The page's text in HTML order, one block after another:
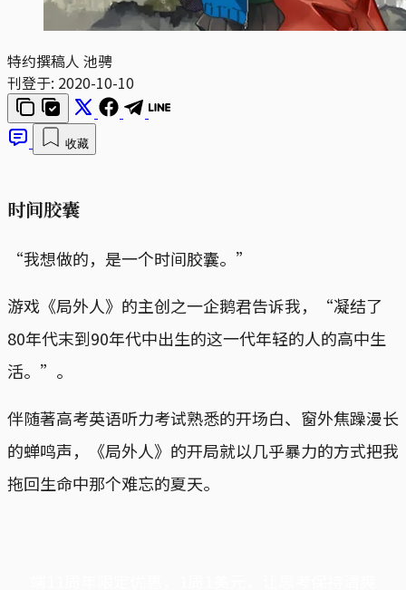
特约撰稿人 池骋
刊登于: 2020-10-10
收藏
时间胶囊
“我想做的，是一个时间胶囊。”
游戏《局外人》的主创之一企鹅君告诉我，“凝结了
80年代末到90年代中出生的这一代年轻的人的高中生
活。”。
伴随著高考英语听力考试熟悉的开场白、窗外焦躁漫长
的蝉鸣声，《局外人》的开局就以几乎暴力的方式把我
拖回生命中那个难忘的夏天。